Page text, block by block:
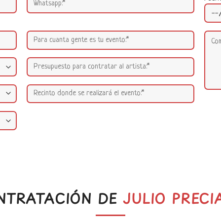
DE JULIO